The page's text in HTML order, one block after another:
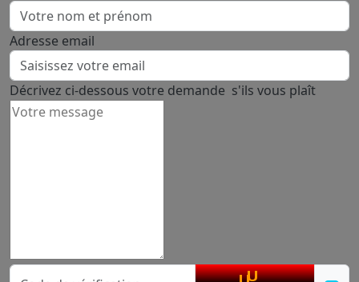
Adresse email
Décrivez ci-dessous votre demande s'ils vous plaît